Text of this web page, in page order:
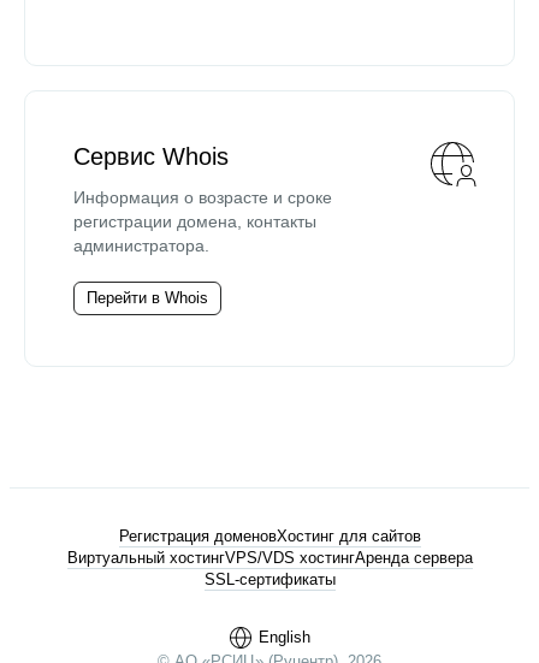
Сервис Whois
Информация о возрасте и сроке
регистрации домена, контакты
администратора.
Перейти в Whois
English
Регистрация доменовХостинг для сайтов
Виртуальный хостингVPS/VDS хостингАренда сервера
SSL-сертификаты